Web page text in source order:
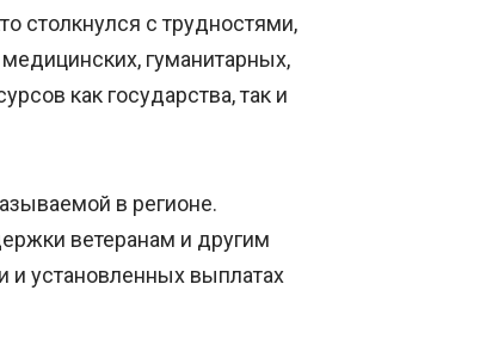
столкнулся с трудностями,
гуманитарных,
как государства, так и
в регионе.
ветеранам и другим
установленных выплатах